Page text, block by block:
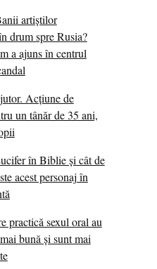
artiștilor
drum spre Rusia?
a ajuns în centrul
Acțiune de
un tânăr de 35 ani,
în Biblie și cât de
acest personaj în
practică sexul oral au
bună și sunt mai